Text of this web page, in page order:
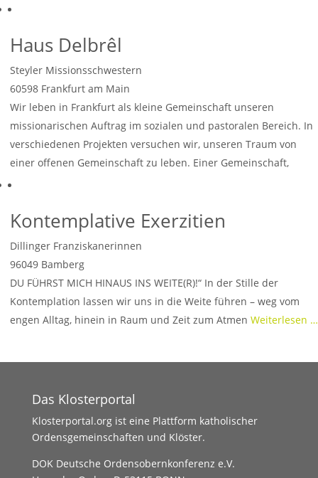
Haus Delbrêl
Steyler Missionsschwestern
60598 Frankfurt am Main
Wir leben in Frankfurt als kleine Gemeinschaft unseren
missionarischen Auftrag im sozialen und pastoralen Bereich. In
verschiedenen Projekten versuchen wir, unseren Traum von
einer offenen Gemeinschaft zu leben. Einer Gemeinschaft,
Weiterlesen …
Kontemplative Exerzitien
Dillinger Franziskanerinnen
96049 Bamberg
DU FÜHRST MICH HINAUS INS WEITE(R)!“ In der Stille der
Kontemplation lassen wir uns in die Weite führen – weg vom
engen Alltag, hinein in Raum und Zeit zum Atmen Weiterlesen …
Das Klosterportal
Klosterportal.org ist eine Plattform katholischer
Ordensgemeinschaften und Klöster.
DOK Deutsche Ordensobernkonferenz e.V.